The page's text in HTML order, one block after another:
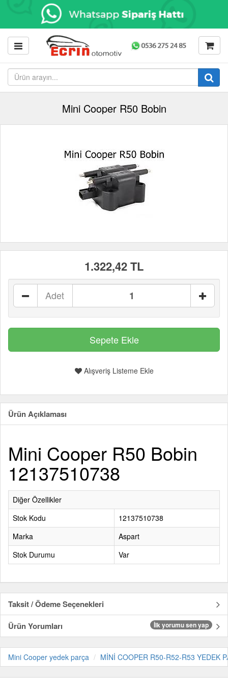
Mini Cooper R50 Bobin
1.322,42 TL
Adet
Alışveriş Listeme Ekle
Ürün Açıklaması
Mini Cooper R50 Bobin
12137510738
Diğer Özellikler
Stok Kodu
12137510738
Marka
Aspart
Stok Durumu
Var
Taksit / Ödeme Seçenekleri
Ürün Yorumları
İlk yorumu sen yap
Mini Cooper yedek parça MİNİ COOPER R50-R52-R53 YEDEK